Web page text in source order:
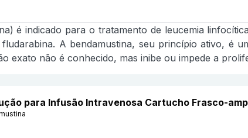
é indicado para o tratamento de leucemia
A bendamustina, seu princípio ativo, é
exato não é conhecido, mas inibe ou impede a
para Infusão Intravenosa Cartucho Frasco-